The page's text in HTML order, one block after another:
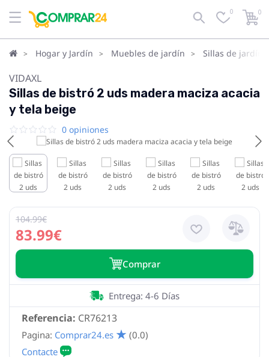
0 0
Hogar y Jardín Muebles de jardín Sillas de jardín
VIDAXL
Sillas de bistró 2 uds madera maciza acacia
y tela beige
0 opiniones
83.99€
104.99€
Сomprar
Referencia: CR76213
Entrega: 4-6 Días
Pagina: Comprar24.es (0.0)